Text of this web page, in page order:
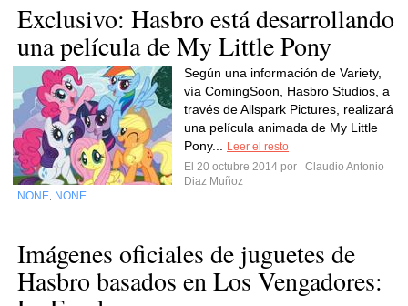
Exclusivo: Hasbro está desarrollando
una película de My Little Pony
Según una información de Variety,
vía ComingSoon, Hasbro Studios, a
través de Allspark Pictures, realizará
una película animada de My Little
Pony...
Leer el resto
El 20 octubre 2014 por
Claudio Antonio
Diaz Muñoz
NONE NONE
Imágenes oficiales de juguetes de
Hasbro basados en Los Vengadores: